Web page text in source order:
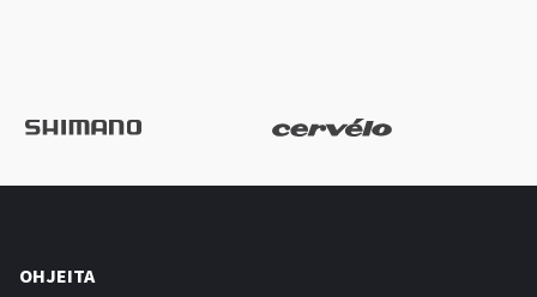
OHJEITA